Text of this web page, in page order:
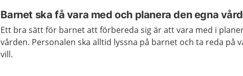
Barnet ska få vara med och planera den egna
Ett bra sätt för barnet att förbereda sig är att vara med i
vården. Personalen ska alltid lyssna på barnet och ta reda på
vill.